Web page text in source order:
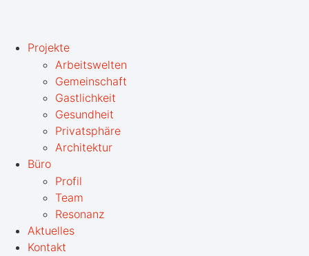
Projekte
Arbeitswelten
Gemeinschaft
Gastlichkeit
Gesundheit
Privatsphäre
Architektur
Büro
Profil
Team
Resonanz
Aktuelles
Kontakt